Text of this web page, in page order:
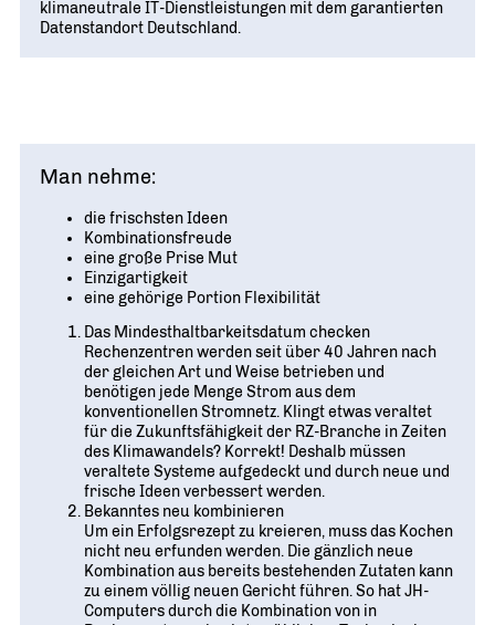
klimaneutrale IT-Dienstleistungen mit dem garantierten
Datenstandort Deutschland.
Man nehme:
die frischsten Ideen
Kombinationsfreude
eine große Prise Mut
Einzigartigkeit
eine gehörige Portion Flexibilität
Das Mindesthaltbarkeitsdatum checken
Rechenzentren werden seit über 40 Jahren nach
der gleichen Art und Weise betrieben und
benötigen jede Menge Strom aus dem
konventionellen Stromnetz. Klingt etwas veraltet
für die Zukunftsfähigkeit der RZ-Branche in Zeiten
des Klimawandels? Korrekt! Deshalb müssen
veraltete Systeme aufgedeckt und durch neue und
frische Ideen verbessert werden.
Bekanntes neu kombinieren
Um ein Erfolgsrezept zu kreieren, muss das Kochen
nicht neu erfunden werden. Die gänzlich neue
Kombination aus bereits bestehenden Zutaten kann
zu einem völlig neuen Gericht führen. So hat JH-
Computers durch die Kombination von in